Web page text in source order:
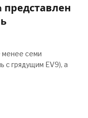
представлен
менее семи
с грядущим EV9), а